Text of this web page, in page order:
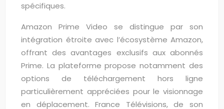
spécifiques.
Amazon Prime Video se distingue par son
intégration étroite avec l’écosystème Amazon,
offrant des avantages exclusifs aux abonnés
Prime. La plateforme propose notamment des
options de téléchargement hors ligne
particulièrement appréciées pour le visionnage
en déplacement. France Télévisions, de son